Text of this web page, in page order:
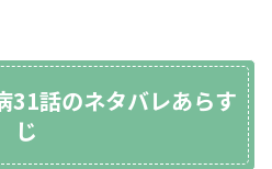
31話のネタバレあらす
じ